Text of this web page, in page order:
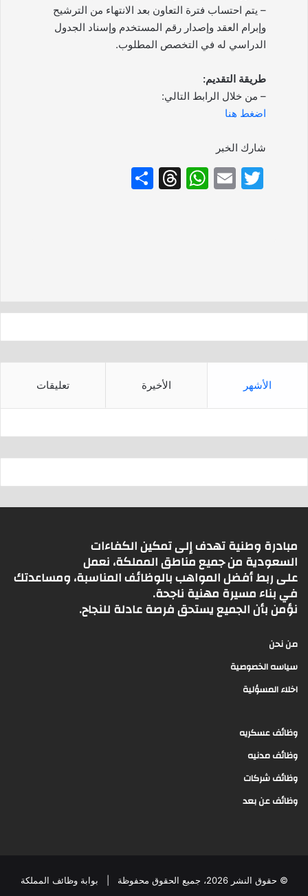
– يتم احتساب فترة التعاون بعد الانتهاء من الترشيح
وإبرام العقد وإصدار رقم المستخدم وإسناد الجدول
الدراسي له في التخصص المطلوب.
طريقة التقديم:
– من خلال الرابط التالي:
اضغط هنا
شارك الخبر
T
E
W
p
T
الأشهر الأخيرة تعليقات
مبادرة وطنية تهدف إلى تمكين الكفاءات
السعودية من جميع مناطق المملكة، نعمل
على ربط أفضل المواهب بالوظائف المناسبة، ومساعدتك
في بناء مسيرة مهنية ناجحة.
نؤمن بأن الجميع يستحق فرصة عادلة للنجاح.
من نحن
سياسه الخصوصية
اخلاء المسؤلية
وظائف عسكريه
وظائف مدنيه
وظائف شركات
وظائف عن بعد
© حقوق النشر 2026، جميع الحقوق محفوظة | بوابة وظائف المملكة